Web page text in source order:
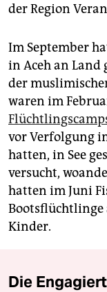
der Region
Im September
in Aceh an Land
der
waren im
vor Verfolgung
hatten, in See
versucht,
hatten im Juni
Bootsflüchtlinge
Kinder.
Die